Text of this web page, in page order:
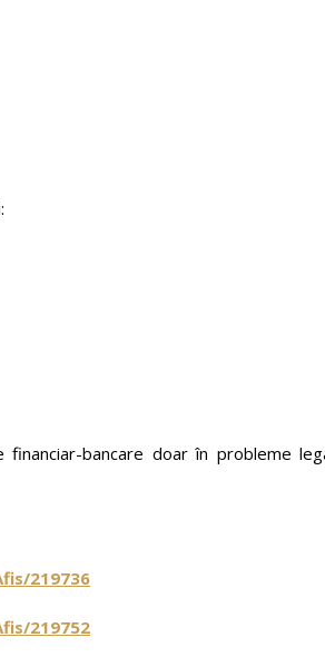
financiar-bancare doar în probleme
219736
219752